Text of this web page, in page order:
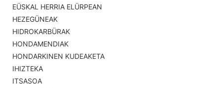
EÜSKAL HERRIA ELÜRPEAN
HEZEGÜNEAK
HIDROKARBÜRAK
HONDAMENDIAK
HONDARKINEN KUDEAKETA
IHIZTEKA
ITSASOA